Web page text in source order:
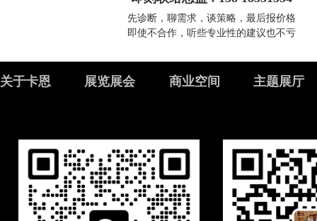
先诊断，聊需求，谈策略，最后报价格
即使不合作，听些专业性的建议也不亏
关于卡恩 展览展会 商业空间 主题展厅